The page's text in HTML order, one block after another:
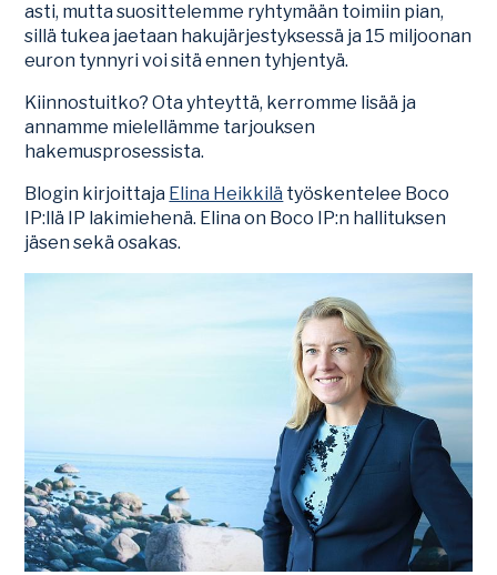
asti, mutta suosittelemme ryhtymään toimiin pian,
sillä tukea jaetaan hakujärjestyksessä ja 15 miljoonan
euron tynnyri voi sitä ennen tyhjentyä.
Kiinnostuitko? Ota yhteyttä, kerromme lisää ja
annamme mielellämme tarjouksen
hakemusprosessista.
Blogin kirjoittaja Elina Heikkilä työskentelee Boco
IP:llä IP lakimiehenä. Elina on Boco IP:n hallituksen
jäsen sekä osakas.